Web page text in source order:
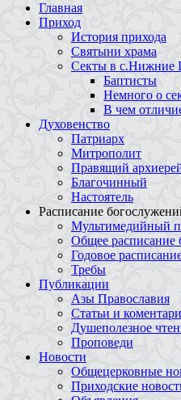
Главная
Приход
История прихода
Святыни храма
Секты в с.Нижние
Баптисты
Немного о
В чем
Духовенство
Патриарх
Митрополит
Правящий
Благочинный
Настоятель
Расписание
Мультимедийный
Общее расписание
Годовое
Требы
Публикации
Азы Православия
Статьи и
Душеполезное
Проповеди
Новости
Общецерковные
Приходские